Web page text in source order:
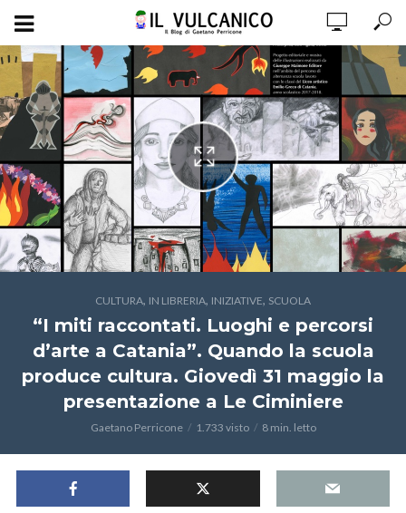
CULTURA, IN LIBRERIA, INIZIATIVE, SCUOLA
“I miti raccontati. Luoghi e percorsi
d’arte a Catania”. Quando la scuola
produce cultura. Giovedì 31 maggio la
presentazione a Le Ciminiere
Gaetano Perricone 1.733 visto 8 min. letto